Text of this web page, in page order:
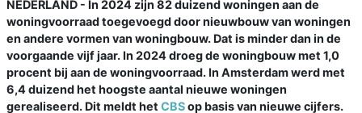
NEDERLAND - In 2024 zijn 82 duizend woningen aan de
woningvoorraad toegevoegd door nieuwbouw van woningen
en andere vormen van woningbouw. Dat is minder dan in de
voorgaande vijf jaar. In 2024 droeg de woningbouw met 1,0
procent bij aan de woningvoorraad. In Amsterdam werd met
6,4 duizend het hoogste aantal nieuwe woningen
gerealiseerd. Dit meldt het CBSop basis van nieuwe cijfers.